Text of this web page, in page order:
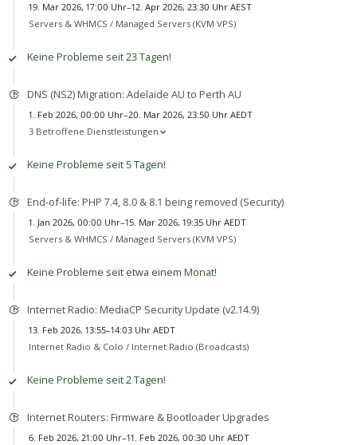
19. Mar 2026, 17:00 Uhr–12. Apr 2026, 23:30 Uhr AEST
Servers & WHMCS / Managed Servers (KVM VPS)
Keine Probleme seit 23 Tagen!
DNS (NS2) Migration: Adelaide AU to Perth AU
1. Feb 2026, 00:00 Uhr–20. Mar 2026, 23:50 Uhr AEDT
3 Betroffene Dienstleistungen
Keine Probleme seit 5 Tagen!
End-of-life: PHP 7.4, 8.0 & 8.1 being removed (Security)
1. Jan 2026, 00:00 Uhr–15. Mar 2026, 19:35 Uhr AEDT
Servers & WHMCS / Managed Servers (KVM VPS)
Keine Probleme seit etwa einem Monat!
Internet Radio: MediaCP Security Update (v2.14.9)
13. Feb 2026, 13:55–14:03 Uhr AEDT
Internet Radio & Colo / Internet Radio (Broadcasts)
Keine Probleme seit 2 Tagen!
Internet Routers: Firmware & Bootloader Upgrades
6. Feb 2026, 21:00 Uhr–11. Feb 2026, 00:30 Uhr AEDT